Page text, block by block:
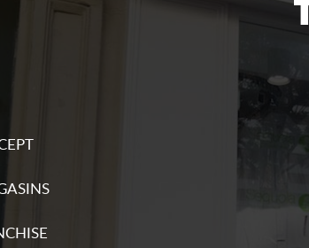
Numéro
d'informations
09:00 - 18:30
Numéro